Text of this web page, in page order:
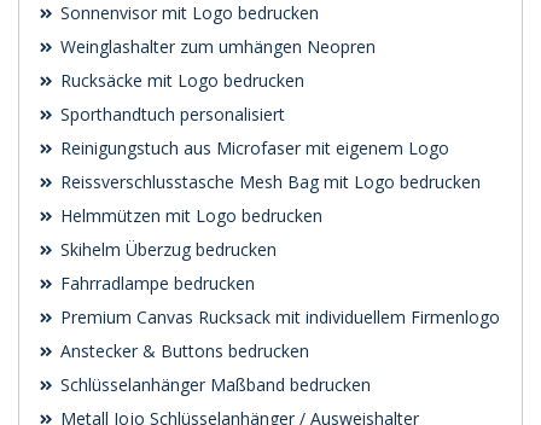
Sonnenvisor mit Logo bedrucken
Weinglashalter zum umhängen Neopren
Rucksäcke mit Logo bedrucken
Sporthandtuch personalisiert
Reinigungstuch aus Microfaser mit eigenem Logo
Reissverschlusstasche Mesh Bag mit Logo bedrucken
Helmmützen mit Logo bedrucken
Skihelm Überzug bedrucken
Fahrradlampe bedrucken
Premium Canvas Rucksack mit individuellem Firmenlogo
Anstecker & Buttons bedrucken
Schlüsselanhänger Maßband bedrucken
Metall Jojo Schlüsselanhänger / Ausweishalter